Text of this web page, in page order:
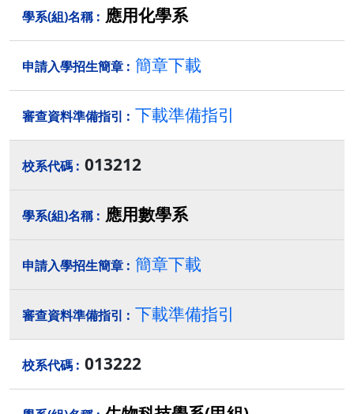
應用化學系
簡章下載
下載準備指引
013212
應用數學系
簡章下載
下載準備指引
013222